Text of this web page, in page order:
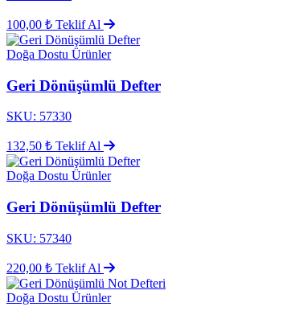
100,00 ₺ Teklif Al
Doğa Dostu Ürünler
Geri Dönüşümlü Defter
SKU: 57330
132,50 ₺ Teklif Al
Doğa Dostu Ürünler
Geri Dönüşümlü Defter
SKU: 57340
220,00 ₺ Teklif Al
Doğa Dostu Ürünler